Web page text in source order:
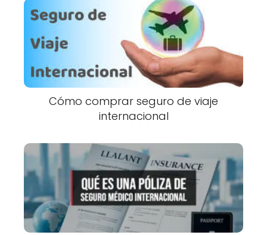
Cómo comprar seguro de viaje
internacional